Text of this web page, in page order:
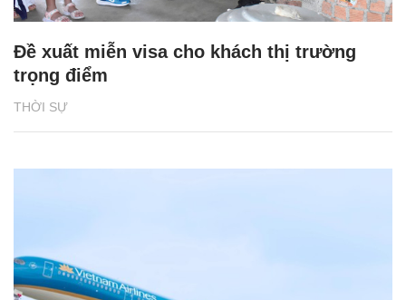
THỜI SỰ
Đề xuất miễn visa cho khách thị trường
trọng điểm